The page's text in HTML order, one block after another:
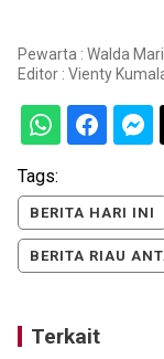
Pewarta : Walda
Editor : Vienty
Tags:
BERITA HARI INI
BERITA RIAU
Terkait